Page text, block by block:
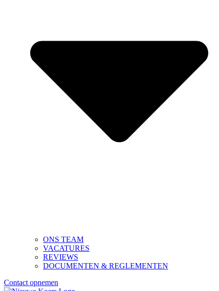
ONS TEAM
VACATURES
REVIEWS
DOCUMENTEN & REGLEMENTEN
Contact opnemen